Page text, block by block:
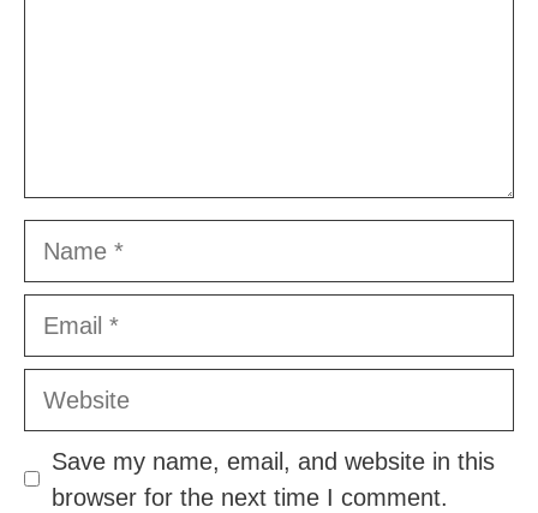
Name
Email
Website
Save my name, email, and website in this
browser for the next time I comment.